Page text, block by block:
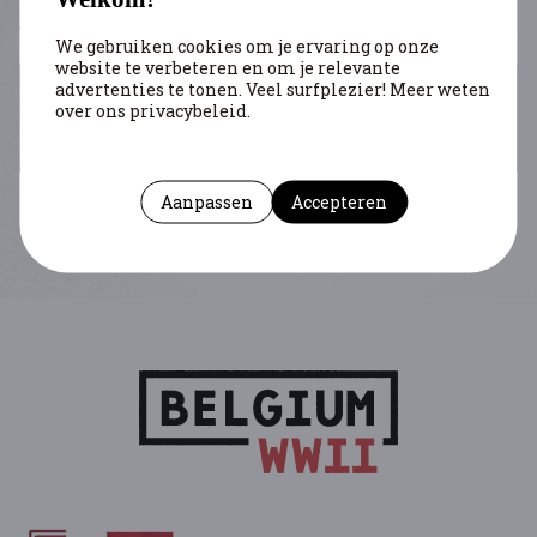
SMEERS PHILOMÈNE
We gebruiken cookies om je ervaring op onze
website te verbeteren en om je relevante
advertenties te tonen. Veel surfplezier! Meer weten
over ons privacybeleid.
Aanpassen Accepteren